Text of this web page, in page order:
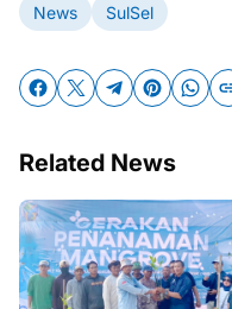
News SulSel
Related News